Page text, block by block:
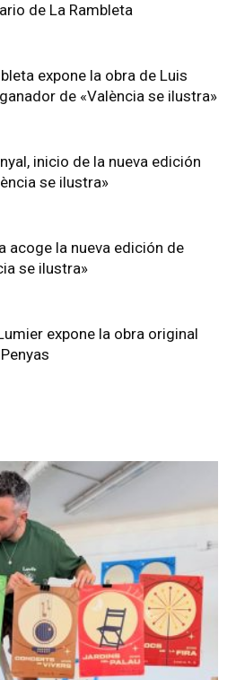
de La Rambleta
expone la obra de Luis
de «València se ilustra»
inicio de la nueva edición
se ilustra»
acoge la nueva edición de
se ilustra»
expone la obra original